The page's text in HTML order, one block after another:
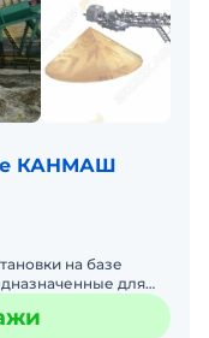
КАНМАШ
на базе
для
после